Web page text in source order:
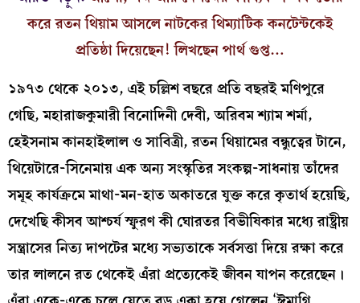
করে রতন থিয়াম আসলে নাটকের থিম্যাটিক কনটেন্টকেই
প্রতিষ্ঠা দিয়েছেন! লিখছেন পার্থ গুপ্ত…
১৯৭৩ থেকে ২০১৩, এই চল্লিশ বছরে প্রতি বছরই মণিপুরে
গেছি, মহারাজকুমারী বিনোদিনী দেবী, অরিবম শ্যাম শর্মা,
হেইসনাম কানহাইলাল ও সাবিত্রী, রতন থিয়ামের বন্ধুত্বের টানে,
থিয়েটারে-সিনেমায় এক অন্য সংস্কৃতির সংকল্প-সাধনায় তাঁদের
সমূহ কার্যক্রমে মাথা-মন-হাত অকাতরে যুক্ত করে কৃতার্থ হয়েছি,
দেখেছি কীসব আশ্চর্য স্ফুরণ কী ঘোরতর বিভীষিকার মধ্যে রাষ্ট্রীয়
সন্ত্রাসের নিত্য দাপটের মধ্যে সভ্যতাকে সর্বসত্তা দিয়ে রক্ষা করে
তার লালনে রত থেকেই এঁরা প্রত্যেকেই জীবন যাপন করেছেন।